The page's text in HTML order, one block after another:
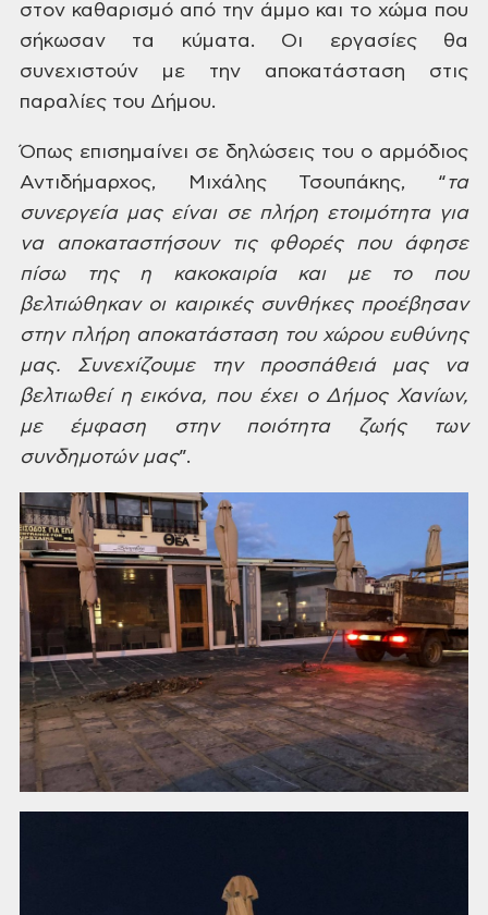
στον καθαρισμό από την άμμο και το χώμα που
σήκωσαν τα κύματα. Οι εργασίες θα
συνεχιστούν με την αποκατάσταση στις
παραλίες του Δήμου.
Όπως επισημαίνει σε δηλώσεις του ο αρμόδιος
Αντιδήμαρχος, Μιχάλης Τσουπάκης, “τα
συνεργεία μας είναι σε πλήρη ετοιμότηταγια
να αποκαταστήσουν τις φθορές πουάφησε
πίσω της η κακοκαιρία και με τοπου
βελτιώθηκαν οι καιρικές συνθήκεςπροέβησαν
στην πλήρη αποκατάσταση τουχώρου ευθύνης
μας. Συνεχίζουμε τηνπροσπάθειά μας να
βελτιωθεί η εικόνα, που έχει ο Δήμος Χανίων,
με έμφαση στηνποιότητα ζωής των
συνδημοτών μας”.